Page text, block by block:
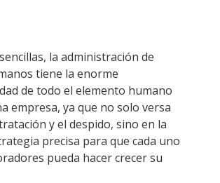
la administración de
tiene la enorme
de todo el elemento humano
empresa, ya que no solo versa
y el despido, sino en la
precisa para que cada uno
pueda hacer crecer su